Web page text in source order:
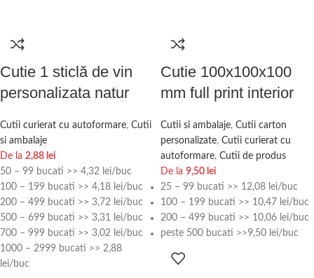
Cutie 1 sticlă de vin
personalizata natur
Cutii curierat cu autoformare, Cutii
si ambalaje
De la 2,88 lei
50 – 99 bucati >> 4,32 lei/buc
100 – 199 bucati >> 4,18 lei/buc
200 – 499 bucati >> 3,72 lei/buc
500 – 699 bucati >> 3,31 lei/buc
700 – 999 bucati >> 3,02 lei/buc
1000 – 2999 bucati >> 2,88
lei/buc
Cutie 100x100x100
mm full print interior
Cutii si ambalaje, Cutii carton
personalizate, Cutii curierat cu
autoformare, Cutii de produs
De la 9,50 lei
25 – 99 bucati >> 12,08 lei/buc
100 – 199 bucati >> 10,47 lei/buc
200 – 499 bucati >> 10,06 lei/buc
peste 500 bucati >>9,50 lei/buc